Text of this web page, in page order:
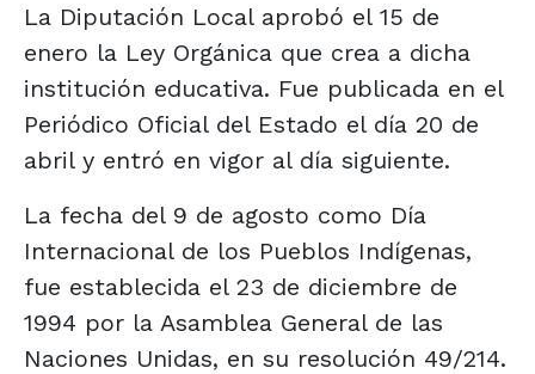
La Diputación Local aprobó el 15 de
enero la Ley Orgánica que crea a dicha
institución educativa. Fue publicada en el
Periódico Oficial del Estado el día 20 de
abril y entró en vigor al día siguiente.
La fecha del 9 de agosto como Día
Internacional de los Pueblos Indígenas,
fue establecida el 23 de diciembre de
1994 por la Asamblea General de las
Naciones Unidas, en su resolución 49/214.